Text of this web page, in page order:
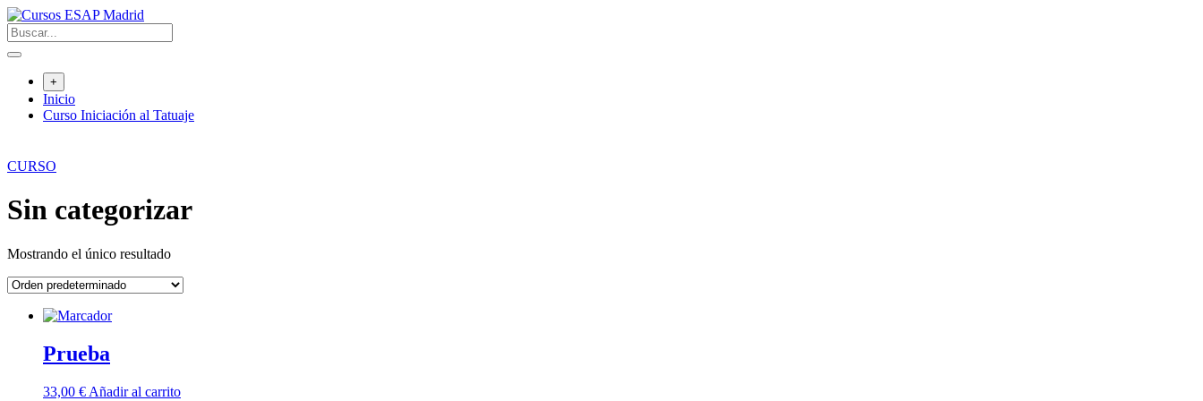
Saltar
al
contenido
+
Inicio
Curso Iniciación al Tatuaje
CURSO
Sin categorizar
Mostrando el único resultado
Prueba
33,00 € Añadir al carrito